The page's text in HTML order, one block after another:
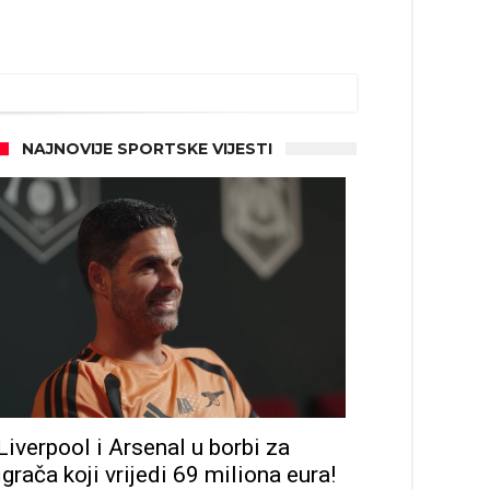
NAJNOVIJE SPORTSKE VIJESTI
i Arsenal u borbi za
koji vrijedi 69 miliona eura!